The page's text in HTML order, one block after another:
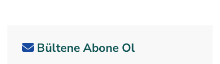
Bültene Abone Ol